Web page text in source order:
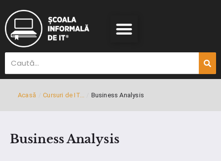
Acasă Cursuri de IT... Business Analysis
Business Analysis